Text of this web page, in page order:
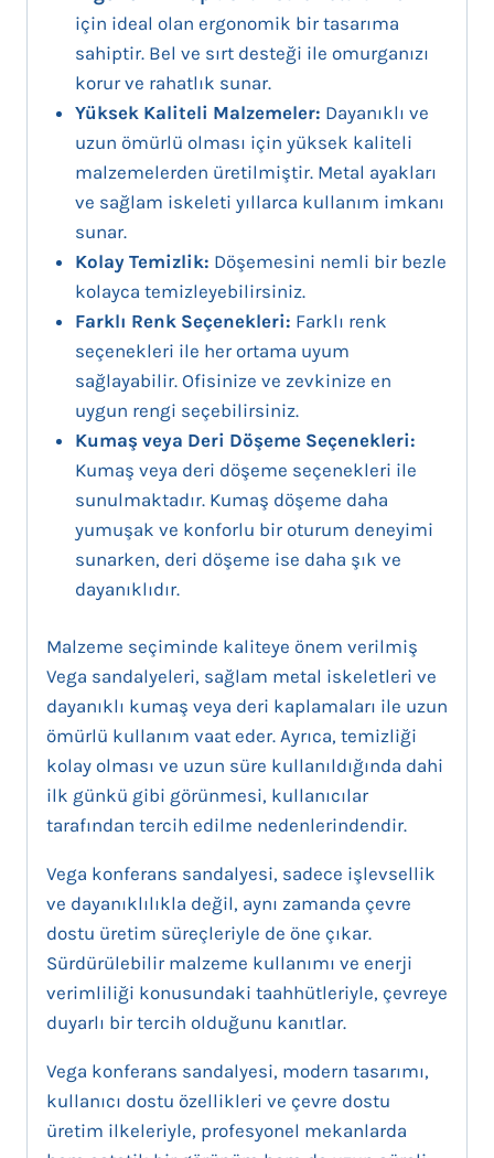
için ideal olan ergonomik bir tasarıma
sahiptir. Bel ve sırt desteği ile omurganızı
korur ve rahatlık sunar.
Yüksek Kaliteli Malzemeler: Dayanıklı ve
uzun ömürlü olması için yüksek kaliteli
malzemelerden üretilmiştir. Metal ayakları
ve sağlam iskeleti yıllarca kullanım imkanı
sunar.
Kolay Temizlik: Döşemesini nemli bir bezle
kolayca temizleyebilirsiniz.
Farklı Renk Seçenekleri: Farklı renk
seçenekleri ile her ortama uyum
sağlayabilir. Ofisinize ve zevkinize en
uygun rengi seçebilirsiniz.
Kumaş veya Deri Döşeme Seçenekleri:
Kumaş veya deri döşeme seçenekleri ile
sunulmaktadır. Kumaş döşeme daha
yumuşak ve konforlu bir oturum deneyimi
sunarken, deri döşeme ise daha şık ve
dayanıklıdır.
Malzeme seçiminde kaliteye önem verilmiş
Vega sandalyeleri, sağlam metal iskeletleri ve
dayanıklı kumaş veya deri kaplamaları ile uzun
ömürlü kullanım vaat eder. Ayrıca, temizliği
kolay olması ve uzun süre kullanıldığında dahi
ilk günkü gibi görünmesi, kullanıcılar
tarafından tercih edilme nedenlerindendir.
Vega konferans sandalyesi, sadece işlevsellik
ve dayanıklılıkla değil, aynı zamanda çevre
dostu üretim süreçleriyle de öne çıkar.
Sürdürülebilir malzeme kullanımı ve enerji
verimliliği konusundaki taahhütleriyle, çevreye
duyarlı bir tercih olduğunu kanıtlar.
Vega konferans sandalyesi, modern tasarımı,
kullanıcı dostu özellikleri ve çevre dostu
üretim ilkeleriyle, profesyonel mekanlarda